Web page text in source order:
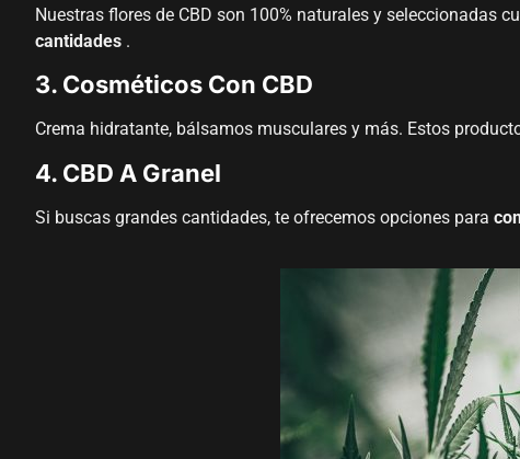
Nuestras flores de CBD son 100% naturales y seleccionadas
cantidades .
3. Cosméticos Con CBD
Crema hidratante, bálsamos musculares y más. Estos
4. CBD A Granel
Si buscas grandes cantidades, te ofrecemos opciones para